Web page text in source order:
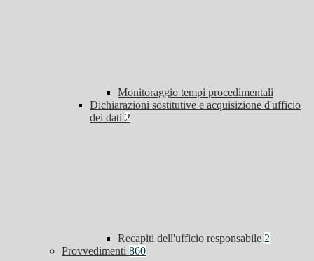
Monitoraggio tempi procedimentali
Dichiarazioni sostitutive e acquisizione d'ufficio
dei dati 2
Recapiti dell'ufficio responsabile 2
Provvedimenti 860